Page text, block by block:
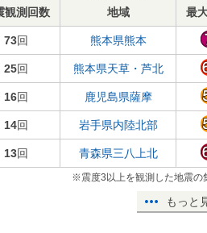
観測回数
地域
最
73回 熊本県熊本
25回 熊本県天草・芦北
16回 鹿児島県薩摩
14回 岩手県内陸北部
13回 青森県三八上北
※震度3以上を観測した地震の
もっと